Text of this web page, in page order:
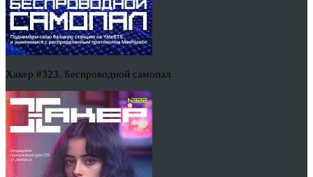
Хакер #323. Беспроводной самопал